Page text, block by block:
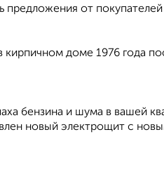
предложения от
кирпичном доме 1976 года
бензина и шума в вашей
новый электрощит с